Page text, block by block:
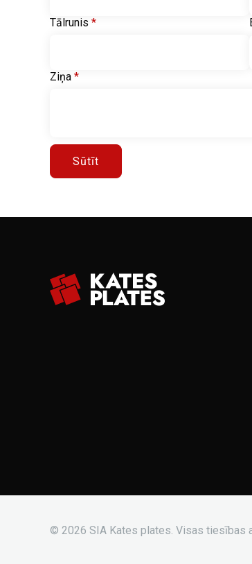
Tālrunis *
Ziņa *
Sūtīt
© 2026 SIA Kates plates. Visas tiesības